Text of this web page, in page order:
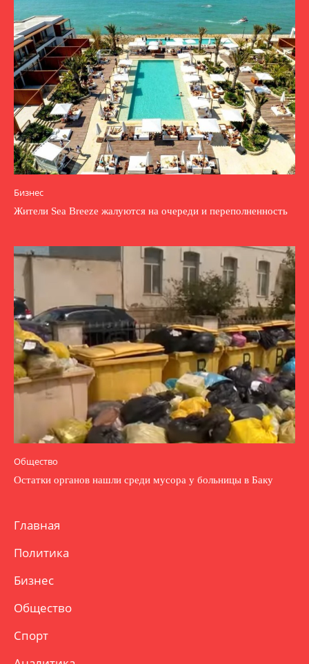
Бизнес
Жители Sea Breeze жалуются на очереди и переполненность
Общество
Остатки органов нашли среди мусора у больницы в Баку
Главная
Политика
Бизнес
Общество
Спорт